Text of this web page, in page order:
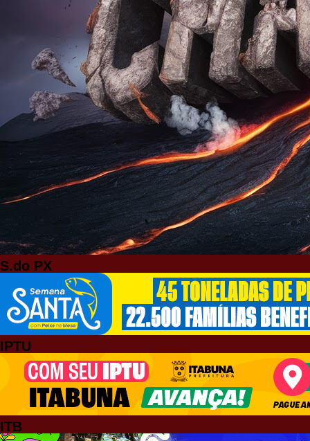
S.do PX
IPTU
ITB